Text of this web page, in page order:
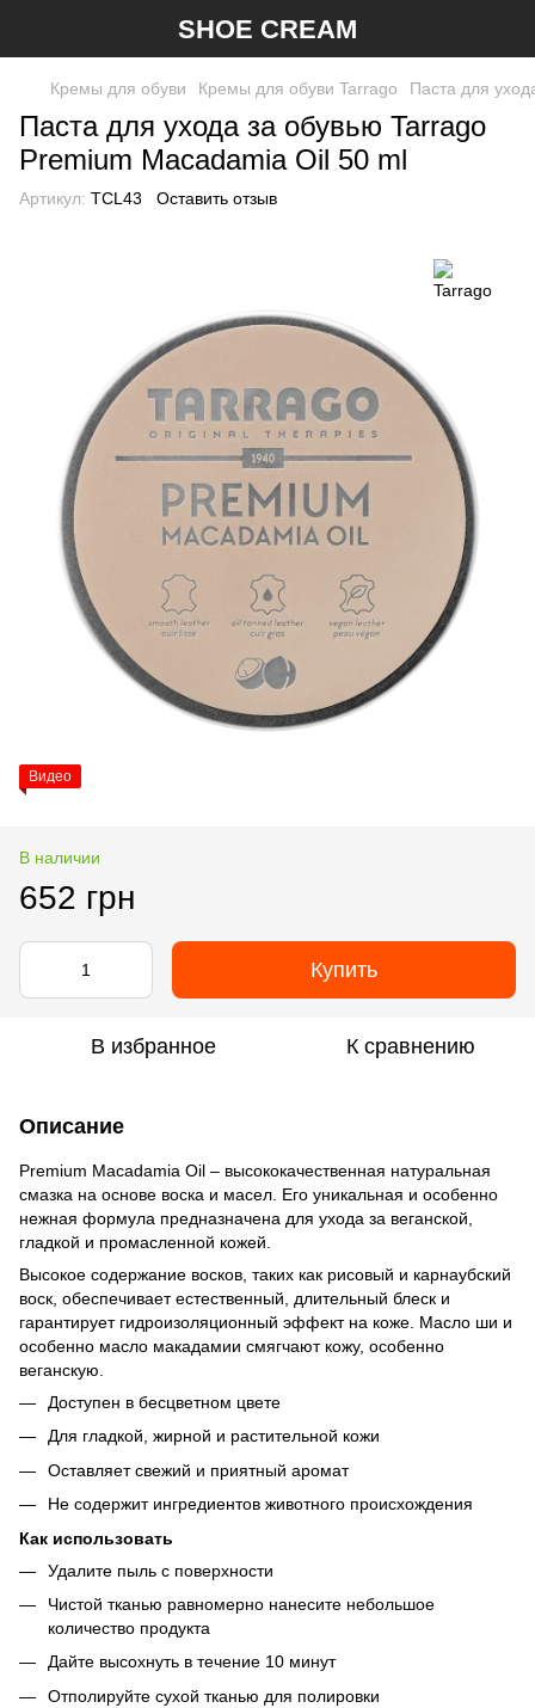
SHOE CREAM
Кремы для обуви Кремы для обуви Tarrago Паста для
Паста для ухода за обувью Tarrago
Premium Macadamia Oil 50 ml
Артикул: TCL43 Оставить отзыв
Видео
В наличии
652 грн
Купить
В избранное К сравнению
Описание
Premium Macadamia Oil – высококачественная натуральная
смазка на основе воска и масел. Его уникальная и особенно
нежная формула предназначена для ухода за веганской,
гладкой и промасленной кожей.
Высокое содержание восков, таких как рисовый и карнаубский
воск, обеспечивает естественный, длительный блеск и
гарантирует гидроизоляционный эффект на коже. Масло ши и
особенно масло макадамии смягчают кожу, особенно
веганскую.
Доступен в бесцветном цвете
Для гладкой, жирной и растительной кожи
Оставляет свежий и приятный аромат
Не содержит ингредиентов животного происхождения
Как использовать
Удалите пыль с поверхности
Чистой тканью равномерно нанесите небольшое
количество продукта
Дайте высохнуть в течение 10 минут
Отполируйте сухой тканью для полировки